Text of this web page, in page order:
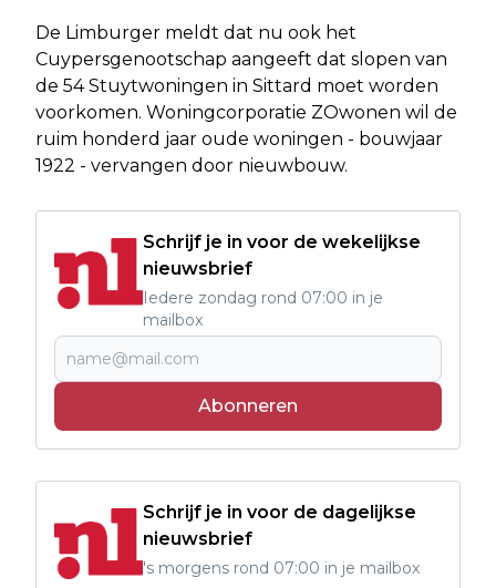
De Limburger meldt dat nu ook het
Cuypersgenootschap aangeeft dat slopen van
de 54 Stuytwoningen in Sittard moet worden
voorkomen. Woningcorporatie ZOwonen wil de
ruim honderd jaar oude woningen - bouwjaar
1922 - vervangen door nieuwbouw.
Schrijf je in voor de wekelijkse
nieuwsbrief
Iedere zondag rond 07:00 in je
mailbox
Abonneren
Schrijf je in voor de dagelijkse
nieuwsbrief
's morgens rond 07:00 in je mailbox